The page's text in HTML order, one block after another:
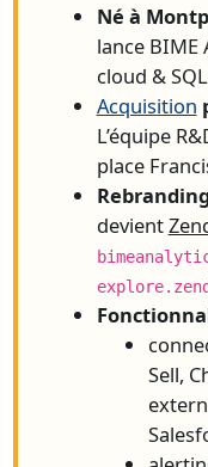
Né à
lance BIME
cloud &
Acquisition
L’équipe
place
devient
Sell,